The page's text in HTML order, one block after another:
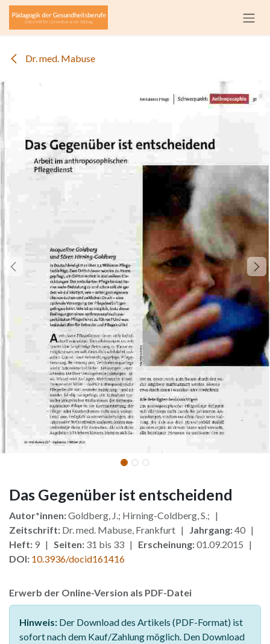
Zum Inhalt springen
Dr. med. Mabuse
Das Gegenüber ist entscheidend
Autor*innen:Goldberg, J.; Hirning-Coldberg, S.; |
Zeitschrift: Dr. med. Mabuse, Frankfurt | Jahrgang:40 |
Heft: 9 | Seiten: 31 bis 33 | Erscheinung:01.09.2015 |
DOI: 10.3936/docid161416
Erwerb der Online-Version als PDF-Datei
Hinweis: Der Download des Artikels (PDF-Format) ist
sofort nach dem Kauf/Zahlung möglich. Den Download